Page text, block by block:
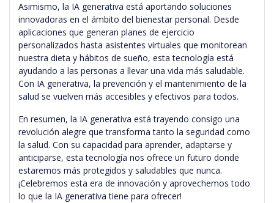
Asimismo, la IA generativa está aportando soluciones
innovadoras en el ámbito del bienestar personal. Desde
aplicaciones que generan planes de ejercicio
personalizados hasta asistentes virtuales que monitorean
nuestra dieta y hábitos de sueño, esta tecnología está
ayudando a las personas a llevar una vida más saludable.
Con IA generativa, la prevención y el mantenimiento de la
salud se vuelven más accesibles y efectivos para todos.
En resumen, la IA generativa está trayendo consigo una
revolución alegre que transforma tanto la seguridad como
la salud. Con su capacidad para aprender, adaptarse y
anticiparse, esta tecnología nos ofrece un futuro donde
estaremos más protegidos y saludables que nunca.
¡Celebremos esta era de innovación y aprovechemos todo
lo que la IA generativa tiene para ofrecer!